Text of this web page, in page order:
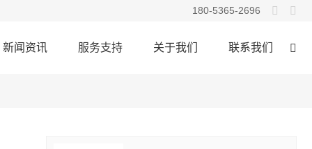
180-5365-2696  
Русский
新闻资讯 服务支持 关于我们 联系我们